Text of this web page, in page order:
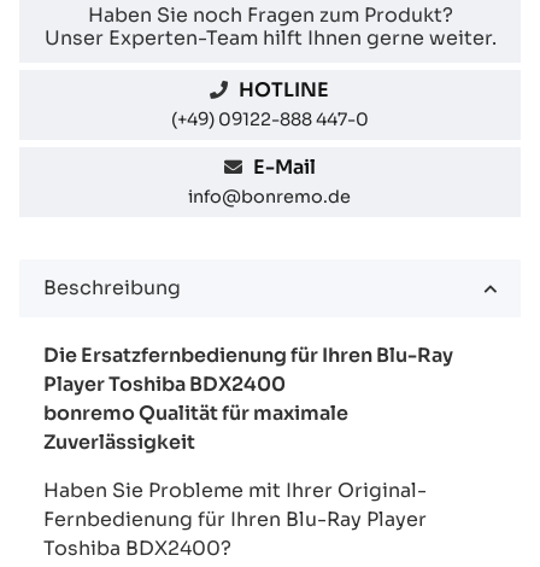
Haben Sie noch Fragen zum Produkt?
Unser Experten-Team hilft Ihnen gerne weiter.
HOTLINE
(+49) 09122-888 447-0
E-Mail
info@bonremo.de
Beschreibung
Die Ersatzfernbedienung für Ihren Blu-Ray
Player Toshiba BDX2400
bonremo Qualität für maximale
Zuverlässigkeit
Haben Sie Probleme mit Ihrer Original-
Fernbedienung für Ihren Blu-Ray Player
Toshiba BDX2400?